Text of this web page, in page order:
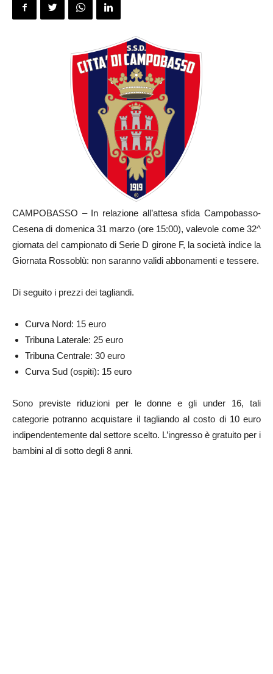
CAMPOBASSO – In relazione all’attesa sfida Campobasso-
Cesena di domenica 31 marzo (ore 15:00), valevole come 32^
giornata del campionato di Serie D girone F, la società indice la
Giornata Rossoblù: non saranno validi abbonamenti e tessere.
Di seguito i prezzi dei tagliandi.
Curva Nord: 15 euro
Tribuna Laterale: 25 euro
Tribuna Centrale: 30 euro
Curva Sud (ospiti): 15 euro
Sono previste riduzioni per le donne e gli under 16, tali
categorie potranno acquistare il tagliando al costo di 10 euro
indipendentemente dal settore scelto. L’ingresso è gratuito per i
bambini al di sotto degli 8 anni.